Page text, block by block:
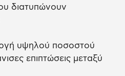
διατυπώνουν
υψηλού ποσοστού
επιπτώσεις μεταξύ